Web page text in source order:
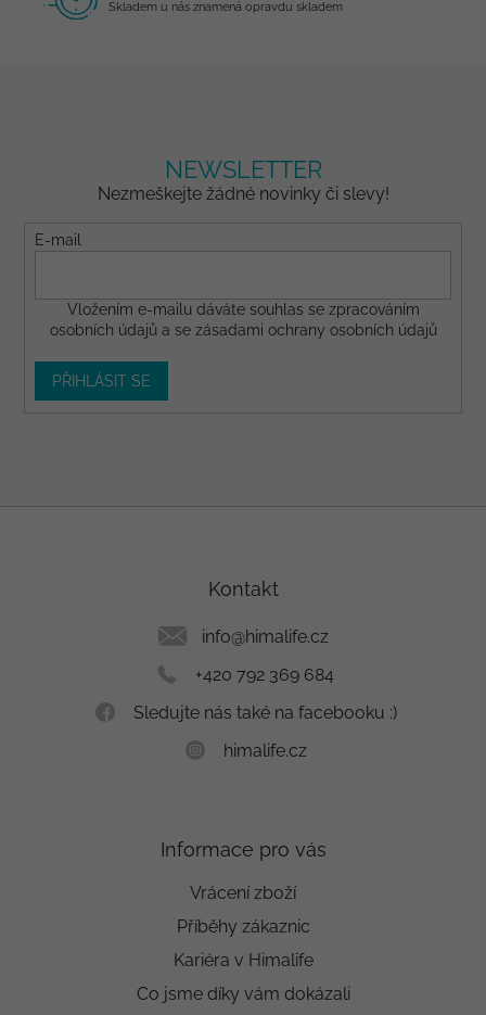
Skladem u nás znamená opravdu skladem
NEWSLETTER
Nezmeškejte žádné novinky či slevy!
E-mail
Vložením e-mailu dáváte souhlas se zpracováním
osobních údajů a se zásadami ochrany osobních údajů
PŘIHLÁSIT SE
Kontakt
info@himalife.cz
+420 792 369 684
Sledujte nás také na facebooku :)
himalife.cz
Informace pro vás
Vrácení zboží
Příběhy zákaznic
Kariéra v Himalife
Co jsme díky vám dokázali